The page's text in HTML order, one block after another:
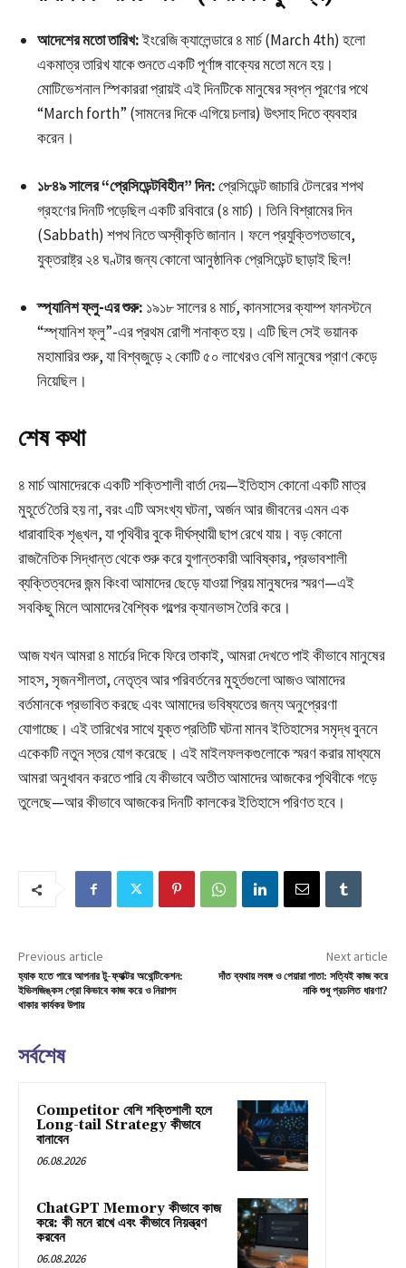
আদেশের মতো তারিখ:ইংরেজি ক্যালেন্ডারে ৪ মার্চ (March 4th) হলো
একমাত্র তারিখ যাকে শুনতে একটি পূর্ণাঙ্গ বাক্যের মতো মনে হয়।
মোটিভেশনাল স্পিকাররা প্রায়ই এই দিনটিকে মানুষের স্বপ্ন পূরণের পথে
“March forth” (সামনের দিকে এগিয়ে চলার) উৎসাহ দিতে ব্যবহার
করেন।
১৮৪৯ সালের “প্রেসিডেন্টবিহীন” দিন:প্রেসিডেন্ট জাচারি টেলরের শপথ
গ্রহণের দিনটি পড়েছিল একটি রবিবারে (৪ মার্চ)। তিনি বিশ্রামের দিন
(Sabbath) শপথ নিতে অস্বীকৃতি জানান। ফলে প্রযুক্তিগতভাবে,
যুক্তরাষ্ট্র ২৪ ঘণ্টার জন্য কোনো আনুষ্ঠানিক প্রেসিডেন্ট ছাড়াই ছিল!
স্প্যানিশ ফ্লু-এর শুরু: ১৯১৮ সালের ৪ মার্চ, কানসাসের ক্যাম্প ফানস্টনে
“স্প্যানিশ ফ্লু”-এর প্রথম রোগী শনাক্ত হয়। এটি ছিল সেই ভয়ানক
মহামারির শুরু, যা বিশ্বজুড়ে ২ কোটি ৫০ লাখেরও বেশি মানুষের প্রাণ কেড়ে
নিয়েছিল।
শেষ কথা
৪ মার্চ আমাদেরকে একটি শক্তিশালী বার্তা দেয়—ইতিহাস কোনো একটি মাত্র
মুহূর্তে তৈরি হয় না, বরং এটি অসংখ্য ঘটনা, অর্জন আর জীবনের এমন এক
ধারাবাহিক শৃঙ্খল, যা পৃথিবীর বুকে দীর্ঘস্থায়ী ছাপ রেখে যায়। বড় কোনো
রাজনৈতিক সিদ্ধান্ত থেকে শুরু করে যুগান্তকারী আবিষ্কার, প্রভাবশালী
ব্যক্তিত্বদের জন্ম কিংবা আমাদের ছেড়ে যাওয়া প্রিয় মানুষদের স্মরণ—এই
সবকিছু মিলে আমাদের বৈশ্বিক গল্পের ক্যানভাস তৈরি করে।
আজ যখন আমরা ৪ মার্চের দিকে ফিরে তাকাই, আমরা দেখতে পাই কীভাবে মানুষের
সাহস, সৃজনশীলতা, নেতৃত্ব আর পরিবর্তনের মুহূর্তগুলো আজও আমাদের
বর্তমানকে প্রভাবিত করছে এবং আমাদের ভবিষ্যতের জন্য অনুপ্রেরণা
যোগাচ্ছে। এই তারিখের সাথে যুক্ত প্রতিটি ঘটনা মানব ইতিহাসের সমৃদ্ধ বুননে
একেকটি নতুন স্তর যোগ করেছে। এই মাইলফলকগুলোকে স্মরণ করার মাধ্যমে
আমরা অনুধাবন করতে পারি যে কীভাবে অতীত আমাদের আজকের পৃথিবীকে গড়ে
তুলেছে—আর কীভাবে আজকের দিনটি কালকের ইতিহাসে পরিণত হবে।
Previous article
হ্যাক হতে পারে আপনার টু-ফ্যাক্টর অথেন্টিকেশন:
ইভিলজিঙ্কস প্রো কিভাবে কাজ করে ও নিরাপদ
থাকার কার্যকর উপায়
Next article
দাঁত ব্যথায় লবঙ্গ ও পেয়ারা পাতা: সত্যিই কাজ করে
নাকি শুধু প্রচলিত ধারণা?
সর্বশেষ
Competitor বেশি শক্তিশালী হলে
Long-tail Strategy কীভাবে
বানাবেন
06.08.2026
ChatGPT Memory কীভাবে কাজ
করে: কী মনে রাখে এবং কীভাবে নিয়ন্ত্রণ
করবেন
06.08.2026